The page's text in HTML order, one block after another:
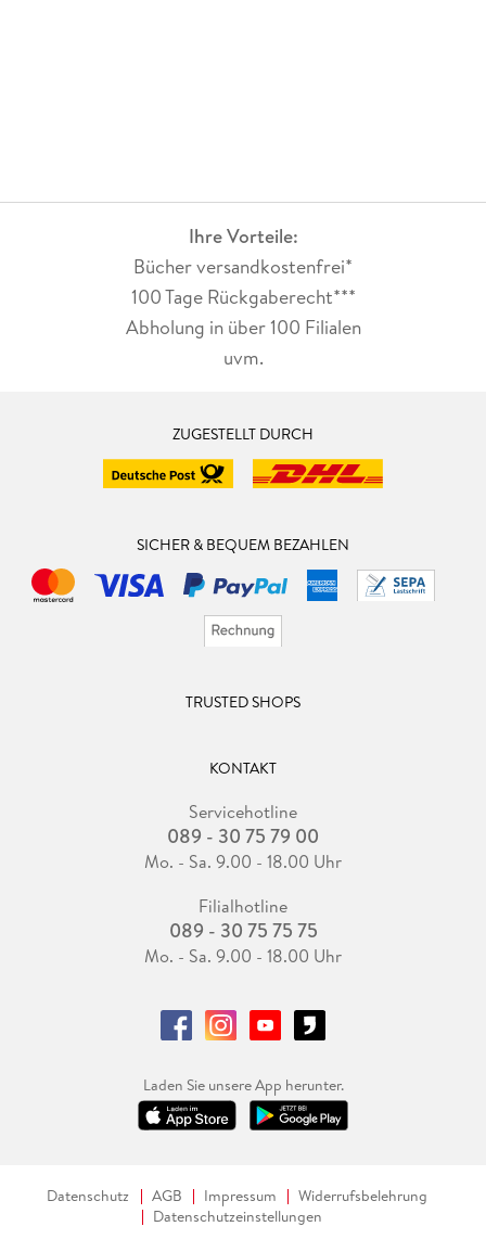
Ihre Vorteile:
Bücher versandkostenfrei*
100 Tage Rückgaberecht***
Abholung in über 100 Filialen
uvm.
ZUGESTELLT DURCH
SICHER & BEQUEM BEZAHLEN
TRUSTED SHOPS
KONTAKT
Servicehotline
089 - 30 75 79 00
Mo. - Sa. 9.00 - 18.00 Uhr
Filialhotline
089 - 30 75 75 75
Mo. - Sa. 9.00 - 18.00 Uhr
Laden Sie unsere App herunter.
Datenschutz AGB Impressum
Widerrufsbelehrung
Datenschutzeinstellungen